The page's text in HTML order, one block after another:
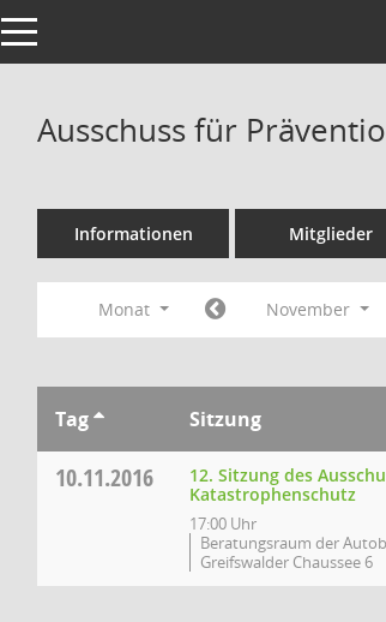
Toggle navigation
Ausschuss für
Informationen Mitglieder
Monat November
Tag Sitzung
10.11.2016
12. Sitzung des
Katastrophenschutz
17:00 Uhr
Beratungsraum der
Greifswalder Chaussee 6